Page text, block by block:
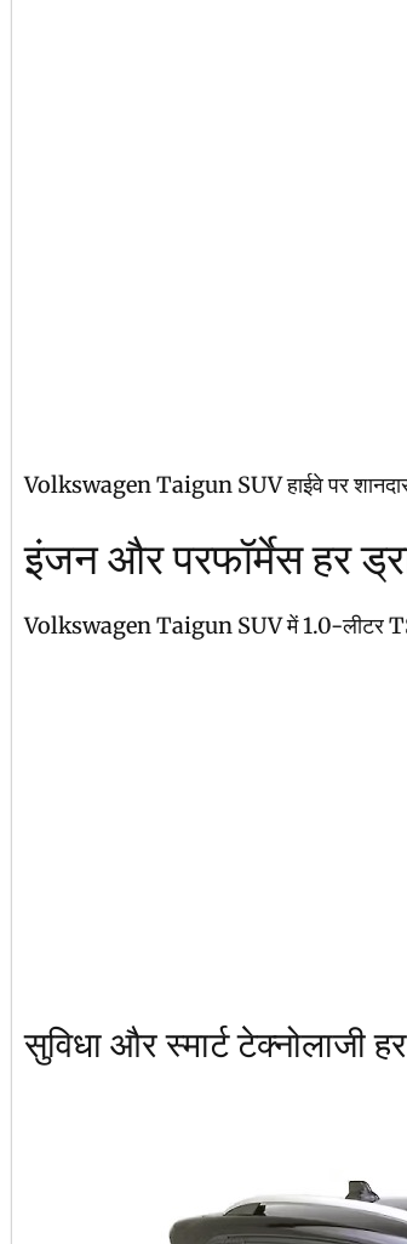
Volkswagen Taigun SUV हाईवे पर शानदार
इंजन और परफॉर्मेस हर
Volkswagen Taigun SUV में 1.0-लीटर TSI
सुविधा और स्मार्ट टेक्नोलाजी